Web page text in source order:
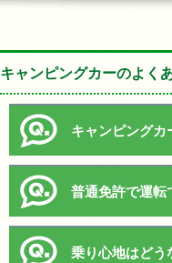
キャンピングカーのよく
キャンピングカ
普通免許で運転
乗り心地はどう